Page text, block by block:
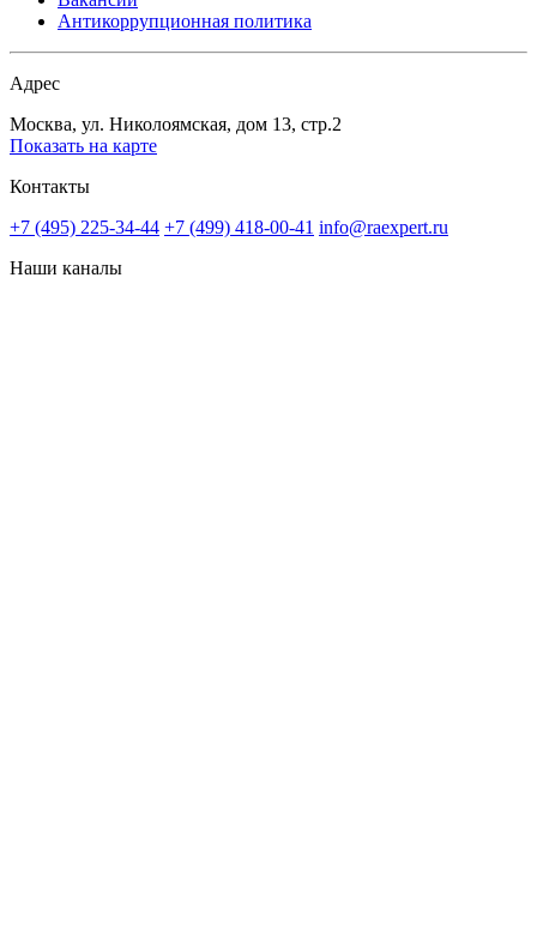
Антикоррупционная политика
Адрес
Москва, ул. Николоямская, дом 13, стр.2
Показать на карте
Контакты
+7 (495) 225-34-44 +7 (499) 418-00-41 info@raexpert.ru
Наши каналы